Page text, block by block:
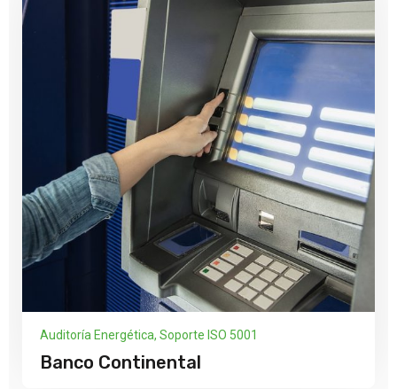
Auditoría Energética, Soporte ISO 5001
Banco Continental